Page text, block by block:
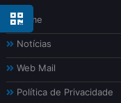
Home
Notícias
Web Mail
Política de Privacidade